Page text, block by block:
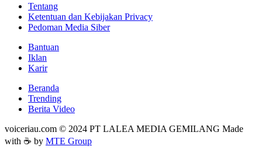
Tentang
Ketentuan dan Kebijakan Privacy
Pedoman Media Siber
Bantuan
Iklan
Karir
Beranda
Trending
Berita Video
voiceriau.com © 2024 PT LALEA MEDIA GEMILANG Made
with ☕ by MTE Group